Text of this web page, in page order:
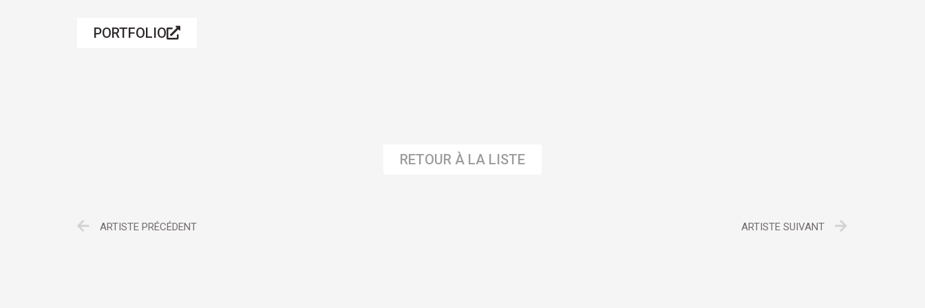
PORTFOLIO
RETOUR À LA LISTE
ARTISTE PRÉCÉDENT ARTISTE SUIVANT